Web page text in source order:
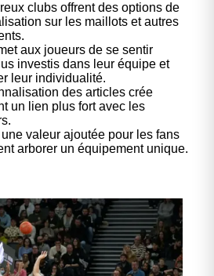
clubs offrent des options de
sur les maillots et autres
aux joueurs de se sentir
investis dans leur équipe et
leur individualité.
des articles crée
un lien plus fort avec les
valeur ajoutée pour les fans
arborer un équipement unique.